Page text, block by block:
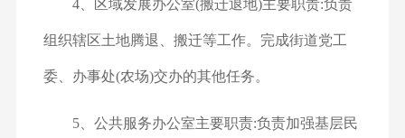
4、区域发展办公室(搬迁退地)主要职责:负责
组织辖区土地腾退、搬迁等工作。完成街道党工
委、办事处(农场)交办的其他任务。
5、公共服务办公室主要职责:负责加强基层民